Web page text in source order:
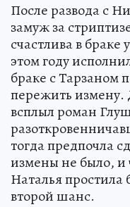
После развода с
замуж за
счастлива в браке
этом году
браке с Тарзаном
пережить измену.
всплыл роман
тогда предпочла
измены не было, и
Наталья простила
второй шанс.